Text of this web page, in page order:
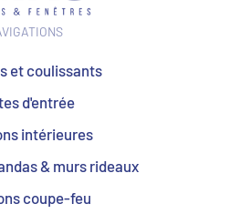
et coulissants
d'entrée
intérieures
& murs rideaux
coupe-feu